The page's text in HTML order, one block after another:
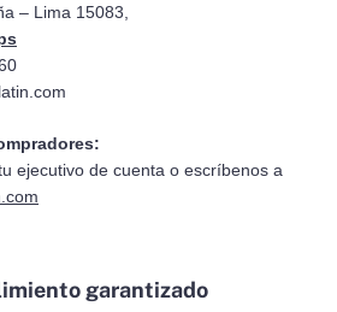
– Lima 15083,
ejecutivo de cuenta o escríbenos a
garantizado